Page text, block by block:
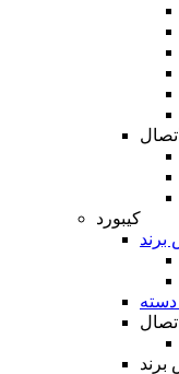
کیبورد
برند
دسته
برند